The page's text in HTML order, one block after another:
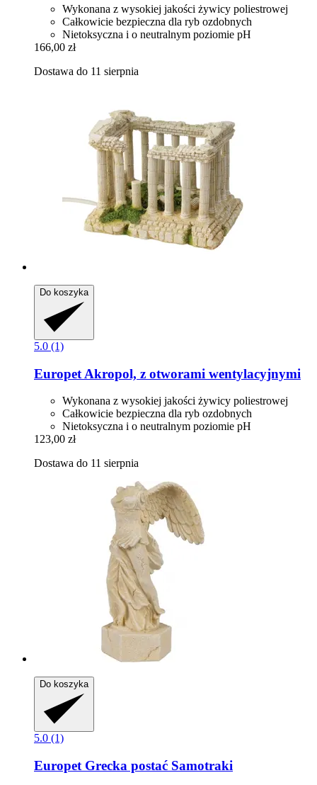
Wykonana z wysokiej jakości żywicy poliestrowej
Całkowicie bezpieczna dla ryb ozdobnych
Nietoksyczna i o neutralnym poziomie pH
166,00 zł
Dostawa do 11 sierpnia
Do koszyka
5.0 (1)
Europet Akropol, z otworami wentylacyjnymi
Wykonana z wysokiej jakości żywicy poliestrowej
Całkowicie bezpieczna dla ryb ozdobnych
Nietoksyczna i o neutralnym poziomie pH
123,00 zł
Dostawa do 11 sierpnia
Do koszyka
5.0 (1)
Europet Grecka postać Samotraki